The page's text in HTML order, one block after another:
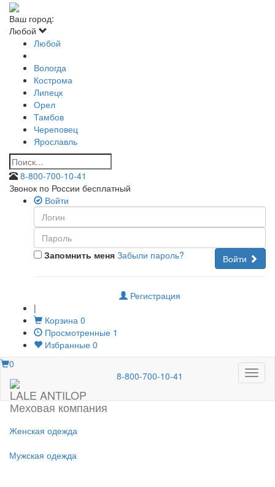
Ваш город:
Любой
Любой
Вологда
Кострома
Липецк
Орел
Тамбов
Череповец
Ярославль
8-800-700-10-41
Звонок по России бесплатный
Войти
Запомнить меня Войти
Забыли пароль?
Регистрация
|
Корзина 0
Просмотренные 1
Избранные 0
Меню
0
LALE ANTILOP
Меховая компания
8-800-700-10-41
Женская одежда
Мужская одежда